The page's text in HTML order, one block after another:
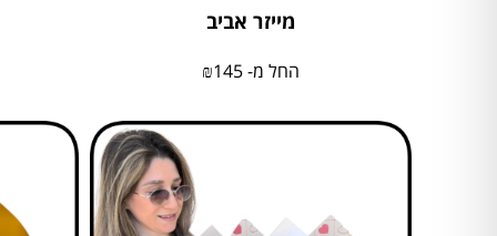
מייזר אביב
החל מ- ₪145